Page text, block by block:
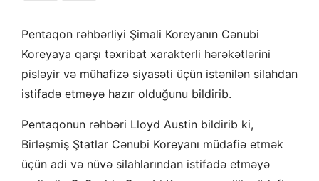
Pentaqon rəhbərliyi Şimali Koreyanın Cənubi
Koreyaya qarşı təxribat xarakterli hərəkətlərini
pisləyir və mühafizə siyasəti üçün istənilən silahdan
istifadə etməyə hazır olduğunu bildirib.
Pentaqonun rəhbəri Lloyd Austin bildirib ki,
Birləşmiş Ştatlar Cənubi Koreyanı müdafiə etmək
üçün adi və nüvə silahlarından istifadə etməyə